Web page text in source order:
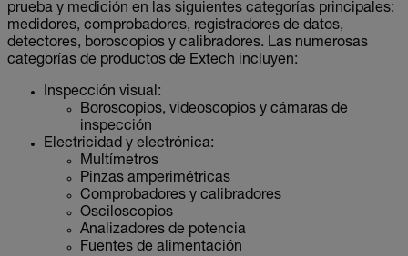
prueba y medición en las siguientes categorías principales:
medidores, comprobadores, registradores de datos,
detectores, boroscopios y calibradores. Las numerosas
categorías de productos de Extech incluyen:
Inspección visual:
Boroscopios, videoscopios y cámaras de
inspección
Electricidad y electrónica:
Multímetros
Pinzas amperimétricas
Comprobadores y calibradores
Osciloscopios
Analizadores de potencia
Fuentes de alimentación